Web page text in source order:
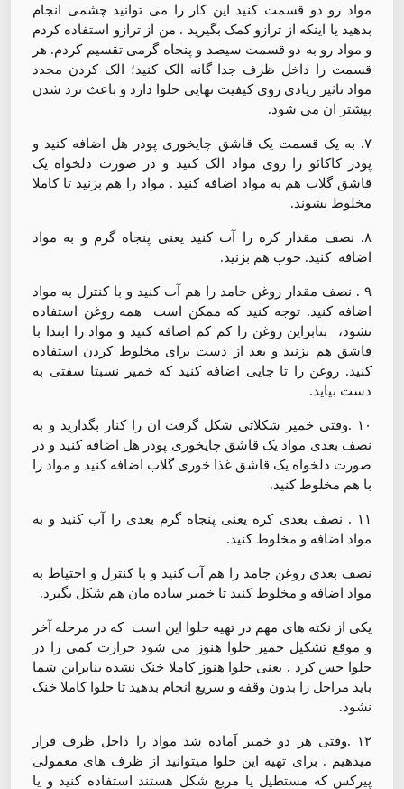
مواد رو دو قسمت کنید این کار را می توانید چشمی انجام
بدهید یا اینکه از ترازو کمک بگیرید . من از ترازو استفاده کردم
و مواد رو به دو قسمت سیصد و پنجاه گرمی تقسیم کردم. هر
قسمت را داخل ظرف جدا گانه الک کنید؛ الک کردن مجدد
مواد تاثیر زیادی روی کیفیت نهایی حلوا دارد و باعث ترد شدن
بیشتر ان می شود.
۷. به یک قسمت یک قاشق چایخوری پودر هل اضافه کنید و
پودر کاکائو را روی مواد الک کنید و در صورت دلخواه یک
قاشق گلاب هم به مواد اضافه کنید . مواد را هم بزنید تا کاملا
مخلوط بشوند.
۸. نصف مقدار کره را آب کنید یعنی پنجاه گرم و به مواد
اضافه کنید. خوب هم بزنید.
۹ . نصف مقدار روغن جامد را هم آب کنید و با کنترل به مواد
اضافه کنید. توجه کنید که ممکن است همه روغن استفاده
نشود، بنابراین روغن را کم کم اضافه کنید و مواد را ابتدا با
قاشق هم بزنید و بعد از دست برای مخلوط کردن استفاده
کنید. روغن را تا جایی اضافه کنید که خمیر نسبتا سفتی به
دست بیاید.
۱۰ .وقتی خمیر شکلاتی شکل گرفت ان را کنار بگذارید و به
نصف بعدی مواد یک قاشق چایخوری پودر هل اضافه کنید و در
صورت دلخواه یک قاشق غذا خوری گلاب اضافه کنید و مواد را
با هم مخلوط کنید.
۱۱ . نصف بعدی کره یعنی پنجاه گرم بعدی را آب کنید و به
مواد اضافه و مخلوط کنید.
نصف بعدی روغن جامد را هم آب کنید و با کنترل و احتیاط به
مواد اضافه و مخلوط کنید تا خمیر ساده مان هم شکل بگیرد.
یکی از نکته های مهم در تهیه حلوا این است که در مرحله آخر
و موقع تشکیل خمیر حلوا هنوز می شود حرارت کمی را در
حلوا حس کرد . یعنی حلوا هنوز کاملا خنک نشده بنابراین شما
باید مراحل را بدون وقفه و سریع انجام بدهید تا حلوا کاملا خنک
نشود.
۱۲ .وقتی هر دو خمیر آماده شد مواد را داخل ظرف قرار
میدهیم . برای تهیه این حلوا میتوانید از ظرف های معمولی
پیرکس که مستطیل یا مربع شکل هستند استفاده کنید و یا